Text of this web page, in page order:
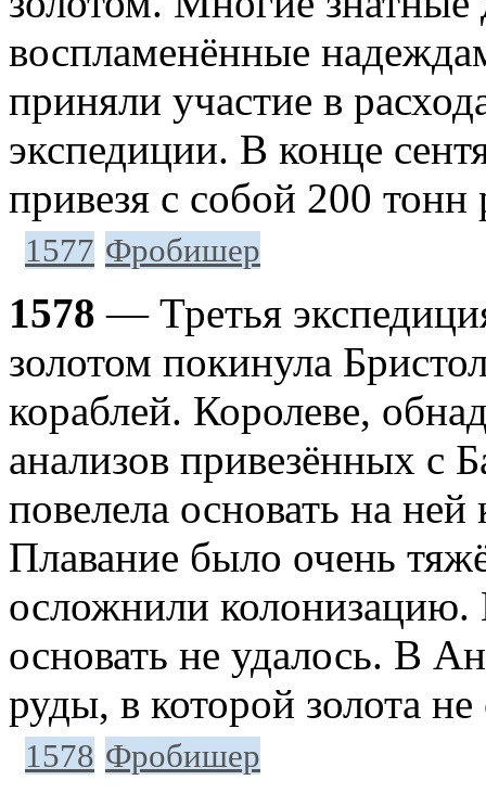
воспламенённые
приняли участие в
экспедиции. В конце
привезя с собой 200 тонн
1577 Фробишер
1578 — Третья
золотом покинула
кораблей. Королеве,
анализов привезённых с
повелела основать на
Плавание было очень
осложнили колонизацию.
основать не удалось. В
руды, в которой золота не
1578 Фробишер